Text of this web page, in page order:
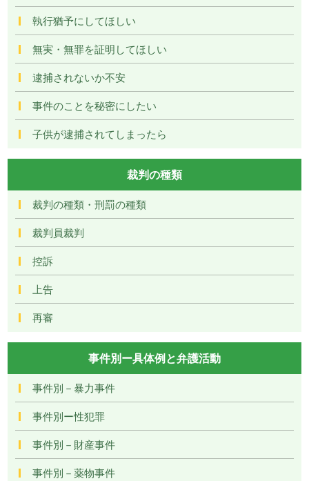
執行猶予にしてほしい
無実・無罪を証明してほしい
逮捕されないか不安
事件のことを秘密にしたい
子供が逮捕されてしまったら
裁判の種類
裁判の種類・刑罰の種類
裁判員裁判
控訴
上告
再審
事件別ー具体例と弁護活動
事件別－暴力事件
事件別ー性犯罪
事件別－財産事件
事件別－薬物事件